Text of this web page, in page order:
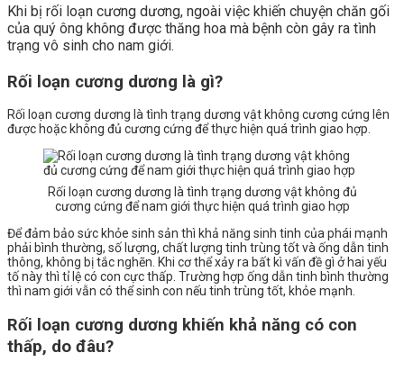
Khi bị rối loạn cương dương, ngoài việc khiến chuyện chăn gối
của quý ông không được thăng hoa mà bệnh còn gây ra tình
trạng vô sinh cho nam giới.
Rối loạn cương dương là gì?
Rối loạn cương dương là tình trạng dương vật không cương cứng lên
được hoặc không đủ cương cứng để thực hiện quá trình giao hợp.
Rối loạn cương dương là tình trạng dương vật không đủ
cương cứng để nam giới thực hiện quá trình giao hợp
Để đảm bảo sức khỏe sinh sản thì khả năng sinh tinh của phái mạnh
phải bình thường, số lượng, chất lượng tinh trùng tốt và ống dẫn tinh
thông, không bị tắc nghẽn. Khi cơ thể xảy ra bất kì vấn đề gì ở hai yếu
tố này thì tỉ lệ có con cực thấp. Trường hợp ống dẫn tinh bình thường
thì nam giới vẫn có thể sinh con nếu tinh trùng tốt, khỏe mạnh.
Rối loạn cương dương khiến khả năng có con
thấp, do đâu?